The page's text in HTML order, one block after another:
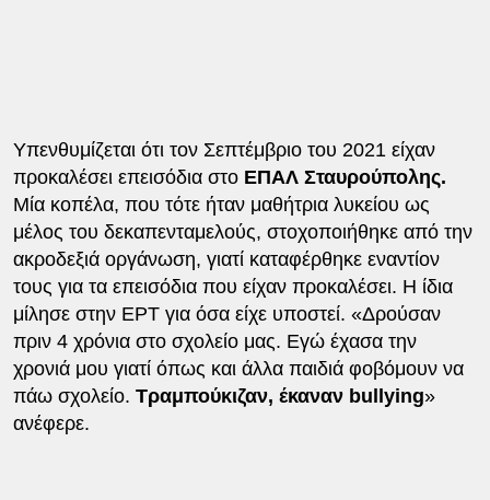
Υπενθυμίζεται ότι τον Σεπτέμβριο του 2021 είχαν
προκαλέσει επεισόδια στο ΕΠΑΛ Σταυρούπολης.
Μία κοπέλα, που τότε ήταν μαθήτρια λυκείου ως
μέλος του δεκαπενταμελούς, στοχοποιήθηκε από την
ακροδεξιά οργάνωση, γιατί καταφέρθηκε εναντίον
τους για τα επεισόδια που είχαν προκαλέσει. Η ίδια
μίλησε στην EΡT για όσα είχε υποστεί. «Δρούσαν
πριν 4 χρόνια στο σχολείο μας. Εγώ έχασα την
χρονιά μου γιατί όπως και άλλα παιδιά φοβόμουν να
πάω σχολείο. Τραμπούκιζαν, έκαναν bullying»
ανέφερε.